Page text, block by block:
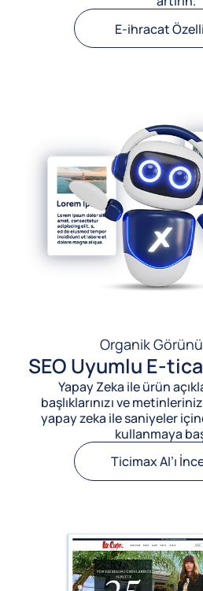
E-ihracat
Organik
SEO Uyumlu E-
Yapay Zeka ile ürün
başlıklarınızı ve
yapay zeka ile saniyeler
kullanmaya
Ticimax AI’ı